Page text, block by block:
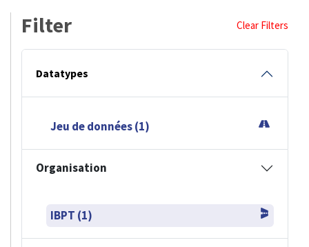
Filter Clear Filters
Datatypes
Jeu de données (1)
Organisation
IBPT (1)